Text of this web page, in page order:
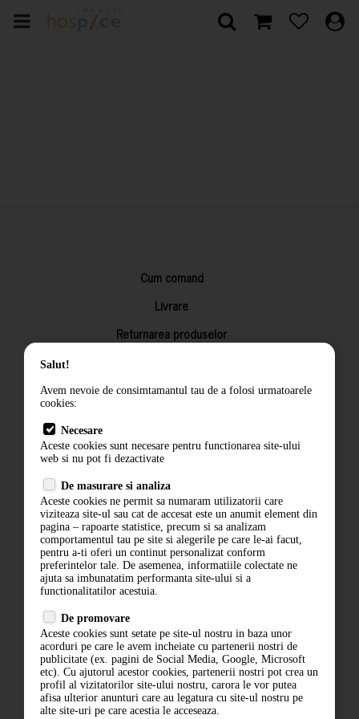
Cum comand
Livrare
Returnarea produselor
Contact
Termeni si conditii
ANPC
ABONARE LA NEWSLETTER
ABONARE
Salut!
Avem nevoie de consimtamantul tau de a folosi urmatoarele
cookies:
Necesare
Aceste cookies sunt necesare pentru functionarea site-ului
web si nu pot fi dezactivate
De masurare si analiza
Aceste cookies ne permit sa numaram utilizatorii care
viziteaza site-ul sau cat de accesat este un anumit element din
pagina – rapoarte statistice, precum si sa analizam
comportamentul tau pe site si alegerile pe care le-ai facut,
pentru a-ti oferi un continut personalizat conform
preferintelor tale. De asemenea, informatiile colectate ne
ajuta sa imbunatatim performanta site-ului si a
functionalitatilor acestuia.
De promovare
Aceste cookies sunt setate pe site-ul nostru in baza unor
acorduri pe care le avem incheiate cu partenerii nostri de
publicitate (ex. pagini de Social Media, Google, Microsoft
etc). Cu ajutorul acestor cookies, partenerii nostri pot crea un
profil al vizitatorilor site-ului nostru, carora le vor putea
afisa ulterior anunturi care au legatura cu site-ul nostru pe
alte site-uri pe care acestia le acceseaza.